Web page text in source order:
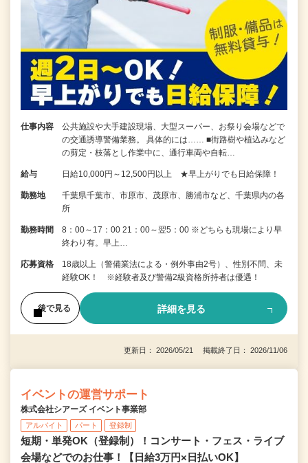
仕事内容
公共施設や大手建設現場、大型スーパー、お祭り会場などで
の交通誘導警備業務。 具体的には…… ■街路樹や植込みなど
の剪定・枝落とし作業中に、通行車両や自転…
給与 日給10,000円～12,500円以上 ★早上がりでも日給保障！
勤務地
千葉県千葉市、市原市、茂原市、勝浦市など、千葉県内の各
所
勤務時間
8：00～17：00 21：00～翌5：00 ※どちらも現場により早
終わり有。早上…
応募資格
18歳以上（警備業法による・例外事由2号）、性別不問、未
経験OK！ ※経験者及び警備2級資格所持者は優遇！
後で見る 詳細を見る
更新日： 2026/05/21 掲載終了日： 2026/11/06
イベントの運営サポート
株式会社シアーズ イベント事業部
アルバイト パート 登録制
短期・単発OK（登録制）！コンサート・フェス・ライブ
会場などでのお仕事！【日給3万円×日払いOK】